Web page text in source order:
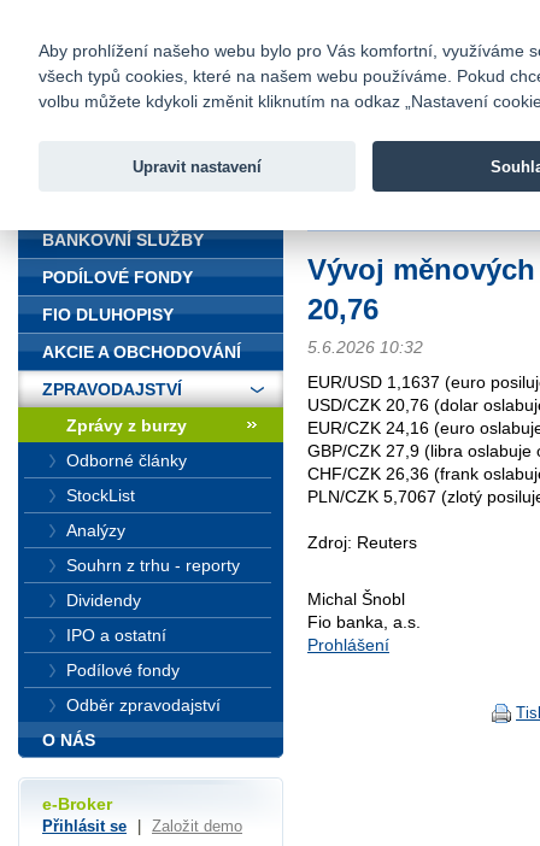
Fio banka
Fio banka
Vývoj
20,76
5.6.2026 10:32
EUR/USD 1,1637 (euro
USD/CZK 20,76 (dolar
EUR/CZK 24,16 (euro
GBP/CZK 27,9 (libra oslabuje
CHF/CZK 26,36 (frank
PLN/CZK 5,7067 (zlotý
Zdroj: Reuters
Michal Šnobl
Fio banka, a.s.
Prohlášení
BANKOVNÍ SLUŽBY
PODÍLOVÉ FONDY
FIO DLUHOPISY
AKCIE A OBCHODOVÁNÍ
ZPRAVODAJSTVÍ
Zprávy z burzy
Odborné články
StockList
Analýzy
Souhrn z trhu - reporty
Dividendy
IPO a ostatní
Podílové fondy
Odběr zpravodajství
O NÁS
e-Broker
Přihlásit se Založit demo
Aby prohlížení našeho webu bylo pro Vás komfortní, využíváme
všech typů cookies, které na našem webu používáme. Pokud
volbu můžete kdykoli změnit kliknutím na odkaz „Nastavení
Upravit nastavení